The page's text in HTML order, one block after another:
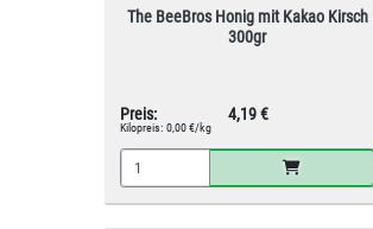
The BeeBros Honig mit Kakao Kirsch
300gr
Preis: 4,19 €
Kilopreis: 0,00 €/kg